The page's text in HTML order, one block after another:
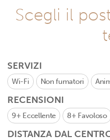
Scegli il
SERVIZI
Wi-Fi Non fumatori
RECENSIONI
9+ Eccellente 8+ Favoloso
DISTANZA DAL